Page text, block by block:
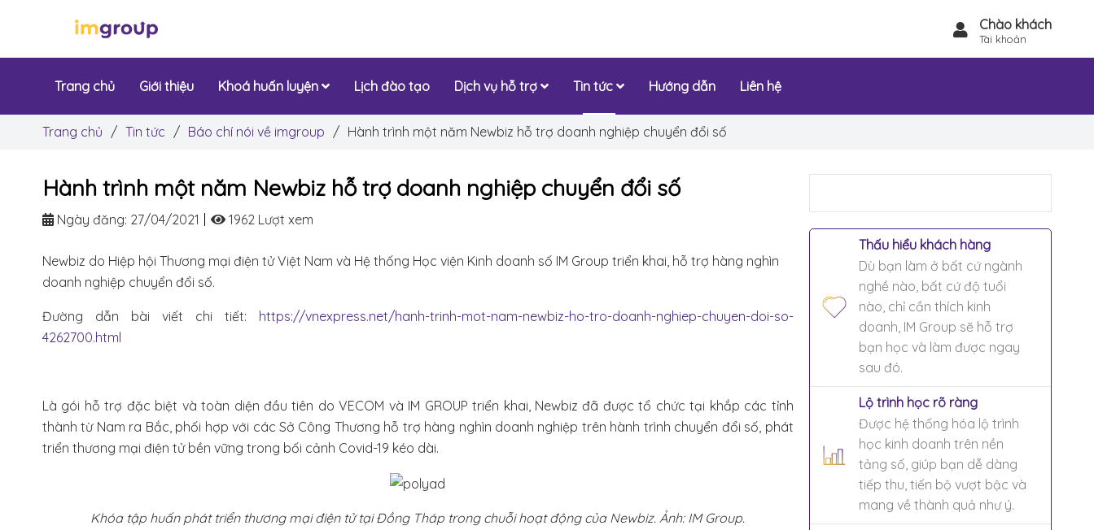
Hành trình một năm Newbiz hỗ trợ doanh nghiệp chuyển đổi số
Ngày đăng: 27/04/2021 1962 Lượt xem
Newbiz do Hiệp hội Thương mại điện tử Việt Nam và Hệ thống Học viện Kinh doanh số IM Group triển khai, hỗ trợ hàng nghìn
doanh nghiệp chuyển đổi số.
Đường dẫn bài viết chi tiết: https://vnexpress.net/hanh-trinh-mot-nam-newbiz-ho-tro-doanh-nghiep-chuyen-doi-so-
4262700.html
Là gói hỗ trợ đặc biệt và toàn diện đầu tiên do VECOM và IM GROUP triển khai, Newbiz đã được tổ chức tại khắp các tỉnh
thành từ Nam ra Bắc, phối hợp với các Sở Công Thương hỗ trợ hàng nghìn doanh nghiệp trên hành trình chuyển đổi số, phát
triển thương mại điện tử bền vững trong bối cảnh Covid-19 kéo dài.
Khóa tập huấn phát triển thương mại điện tử tại Đồng Tháp trong chuỗi hoạt động của Newbiz. Ảnh: IM Group.
Thấu hiểu khách hàng
Dù bạn làm ở bất cứ ngành
nghề nào, bất cứ độ tuổi
nào, chỉ cần thích kinh
doanh, IM Group sẽ hỗ trợ
bạn học và làm được ngay
sau đó.
Lộ trình học rõ ràng
Được hệ thống hóa lộ trình
học kinh doanh trên nền
tảng số, giúp bạn dễ dàng
tiếp thu, tiến bộ vượt bậc và
mang về thành quả như ý.
Trang chủ / Tin tức / Báo chí nói về imgroup / Hành trình một năm Newbiz hỗ trợ doanh nghiệp chuyển đổi số
Chào khách
Tài khoản
Trang chủ Giới thiệu Khoá huấn luyện Lịch đào tạo Dịch vụ hỗ trợ Tin tức Hướng dẫn Liên hệ